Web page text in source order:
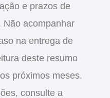
e prazos de
Não acompanhar
na entrega de
deste resumo
próximos meses.
consulte a